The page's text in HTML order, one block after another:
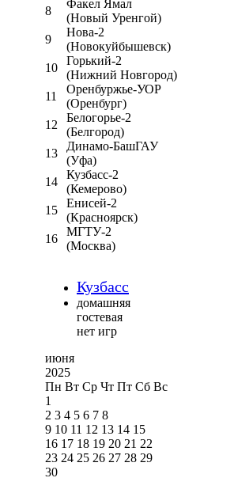
8
Факел Ямал
(Новый Уренгой)
9
Нова-2
(Новокуйбышевск)
10
Горький-2
(Нижний Новгород)
11
Оренбуржье-УОР
(Оренбург)
12
Белогорье-2
(Белгород)
13
Динамо-БашГАУ
(Уфа)
14
Кузбасс-2
(Кемерово)
15
Енисей-2
(Красноярск)
16
МГТУ-2
(Москва)
Кузбасс
домашняя
гостевая
нет игр
июня
2025
Пн Вт Ср Чт Пт Сб Вс
1
2 3 4 5 6 7 8
9 10 11 12 13 14 15
16 17 18 19 20 21 22
23 24 25 26 27 28 29
30